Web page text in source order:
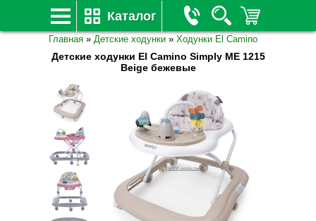
Каталог
Главная » Детские ходунки » Ходунки El Camino
Детские ходунки El Camino Simply ME 1215
Beige бежевые